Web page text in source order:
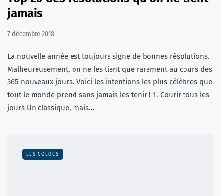
jamais
7 décembre 2018
La nouvelle année est toujours signe de bonnes résolutions.
Malheureusement, on ne les tient que rarement au cours des
365 nouveaux jours. Voici les intentions les plus célèbres que
tout le monde prend sans jamais les tenir ! 1. Courir tous les
jours Un classique, mais…
LES COLOCS